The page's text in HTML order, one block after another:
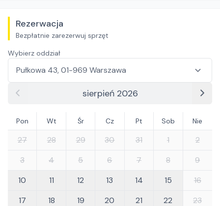
Rezerwacja
Bezpłatnie zarezerwuj sprzęt
Wybierz oddział
sierpień 2026
Pon Wt Śr Cz Pt Sob Nie
27 28 29 30 31 1
2
3
4 5 6 7 8
9
10
11 12 13 14 15
16
17
18 19 20 21 22
23